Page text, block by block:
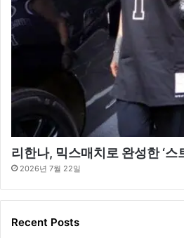
리한나, 믹스매치로 완성한 ‘스
2026년 7월 22일
Recent Posts